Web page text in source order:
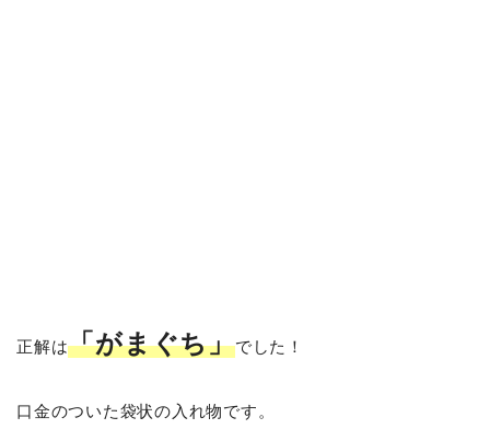
正解は「がまぐち」でした！
口金のついた袋状の入れ物です。